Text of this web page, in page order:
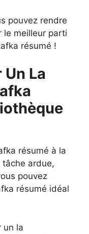
pouvez rendre
le meilleur parti
résumé !
La
résumé à la
tâche ardue,
pouvez
résumé idéal
un la